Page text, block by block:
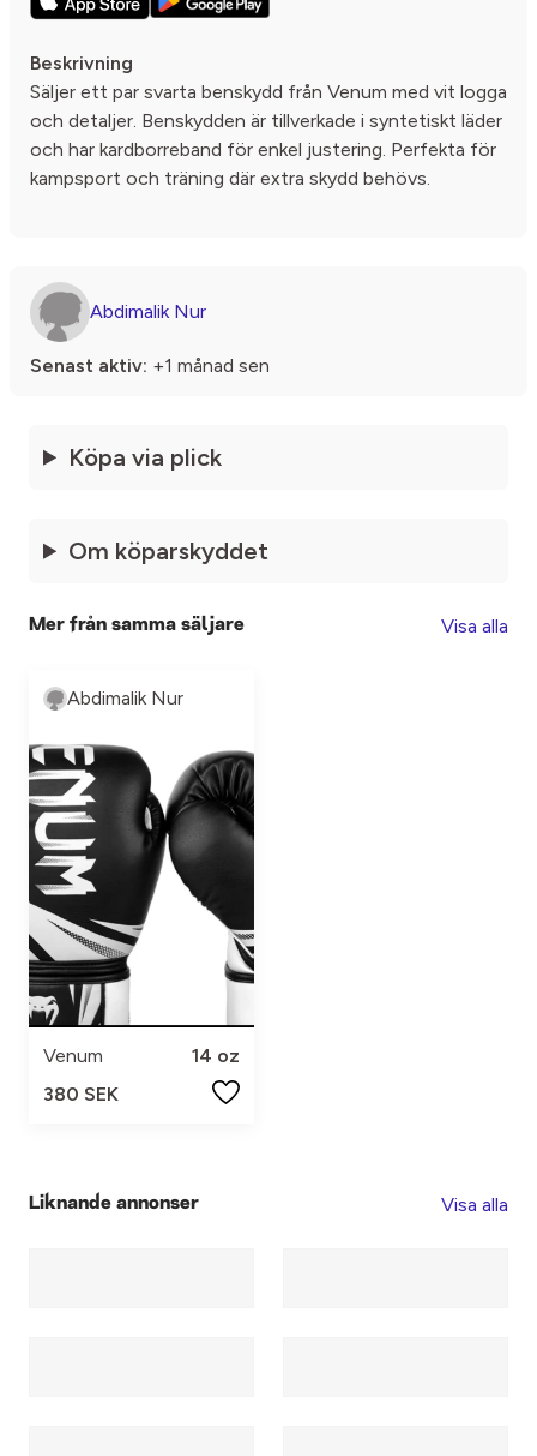
Beskrivning
Säljer ett par svarta benskydd från Venum med vit logga
och detaljer. Benskydden är tillverkade i syntetiskt läder
och har kardborreband för enkel justering. Perfekta för
kampsport och träning där extra skydd behövs.
Abdimalik Nur
Senast aktiv: +1 månad sen
Köpa via plick
Om köparskyddet
Mer från samma säljare Visa alla
Abdimalik Nur
Venum
14 oz
380 SEK
Liknande annonser Visa alla